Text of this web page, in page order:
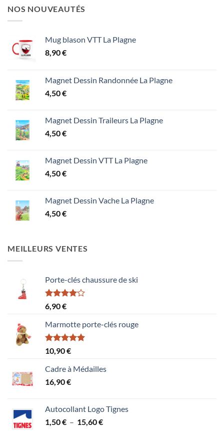
NOS NOUVEAUTÉS
Mug blason VTT La Plagne
8,90€
Magnet Dessin Randonnée La Plagne
4,50€
Magnet Dessin Traileurs La Plagne
4,50€
Magnet Dessin VTT La Plagne
4,50€
Magnet Dessin Vache La Plagne
4,50€
MEILLEURS VENTES
Porte-clés chaussure de ski
Note
4.00
5
6,90€
Marmotte porte-clés rouge
Note5.00
sur 5
10,90€
Cadre à Médailles
16,90€
Autocollant Logo Tignes
1,50€ – 15,60€Plage